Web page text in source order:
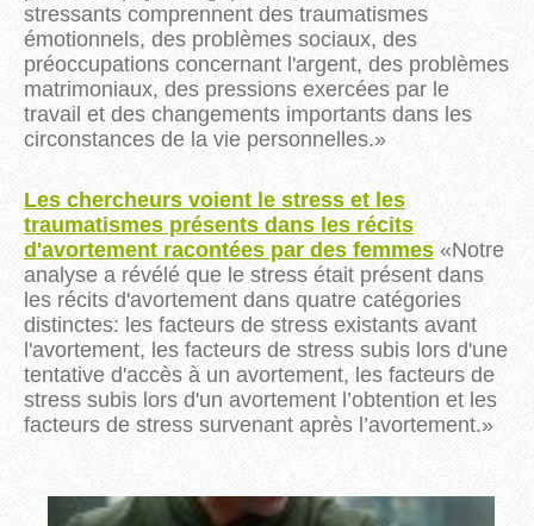
stressants comprennent des traumatismes
émotionnels, des problèmes sociaux, des
préoccupations concernant l'argent, des problèmes
matrimoniaux, des pressions exercées par le
travail et des changements importants dans les
circonstances de la vie personnelles.»
Les chercheurs voient le stress et les
traumatismes présents dans les récits
d'avortement racontées par des femmes «Notre
analyse a révélé que le stress était présent dans
les récits d'avortement dans quatre catégories
distinctes: les facteurs de stress existants avant
l'avortement, les facteurs de stress subis lors d'une
tentative d'accès à un avortement, les facteurs de
stress subis lors d'un avortement l’obtention et les
facteurs de stress survenant après l’avortement.»